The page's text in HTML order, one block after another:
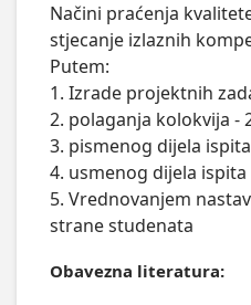
Načini praćenja
stjecanje izlaznih
Putem:
1. Izrade projektnih
2. polaganja kolokvija -
3. pismenog dijela ispita
4. usmenog dijela ispita
5. Vrednovanjem
strane studenata
Obavezna literatura: